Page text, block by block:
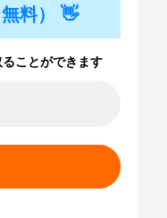
料） 👋
ことができます